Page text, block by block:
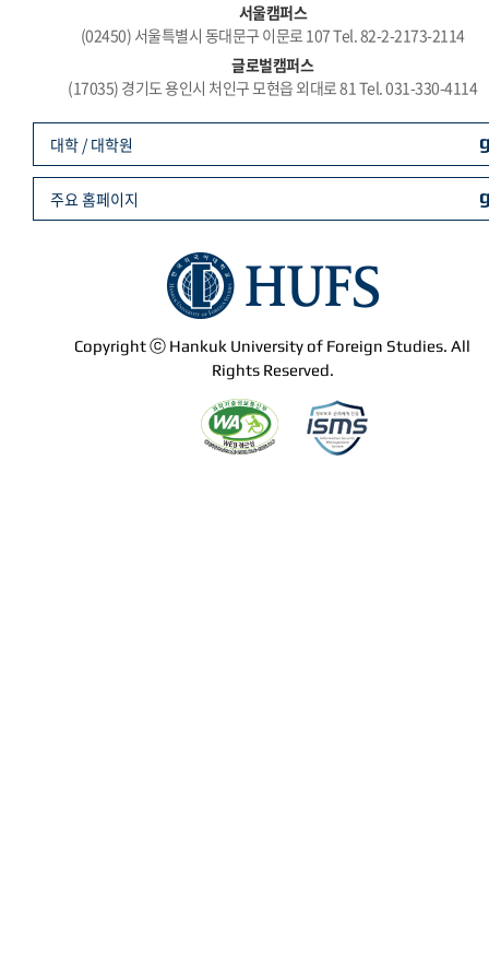
서울캠퍼스
(02450) 서울특별시 동대문구 이문로 107 Tel. 82-2-2173-2114
글로벌캠퍼스
(17035) 경기도 용인시 처인구 모현읍 외대로 81 Tel. 031-330-4114
Copyright ⓒ Hankuk University of Foreign Studies. All
Rights Reserved.
대학 / 대학원
주요 홈페이지